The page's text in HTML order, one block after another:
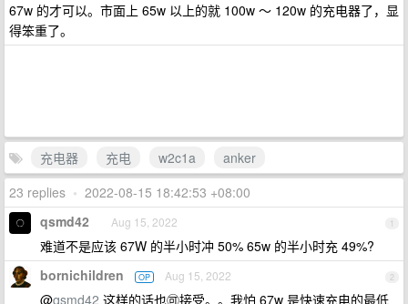
67w 的才可以。市面上 65w 以上的就 100w ～ 120w 的充电器了，显
得笨重了。
充电器 充电 w2c1a
anker
23 replies • 2022-08-15 18:42:53 +08:00
1
qsmd42 Aug 15, 2022
难道不是应该 67W 的半小时冲 50% 65w 的半小时充 49%?
2
bornichildren OP Aug 15, 2022
@qsmd42 这样的话也🉑️接受。。我怕 67w 是快速充电的最低